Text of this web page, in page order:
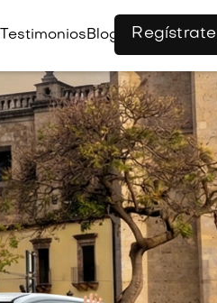
TestimoniosBlog Regístrate